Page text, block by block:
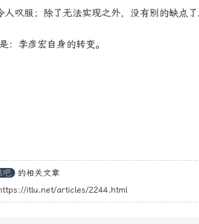
叹服；除了无法实现之外，没有别的缺点了
李彦宏自身的转变。
吧
的相关文章
itlu.net/articles/2244.html